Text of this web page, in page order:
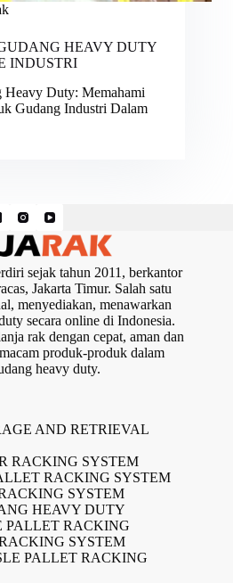
HEAVY DUTY
INDUSTRI
Heavy Duty: Memahami
Gudang Industri Dalam
sejak tahun 2011, berkantor
Jakarta Timur. Salah satu
menyediakan, menawarkan
secara online di Indonesia.
rak dengan cepat, aman dan
produk-produk dalam
heavy duty.
AND RETRIEVAL
RACKING SYSTEM
RACKING SYSTEM
SYSTEM
HEAVY DUTY
PALLET RACKING
SYSTEM
PALLET RACKING